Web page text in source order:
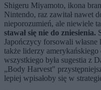
Shigeru Miyamoto, ikona
Nintendo, raz zawitał nawet
nieporozumień, ale niewiele
stawał się nie do zniesienia.
Japończycy forsowali własne
także liderzy
wszystkiego była sugestia z
„Body Harvest"
lepiej wpisałoby się w